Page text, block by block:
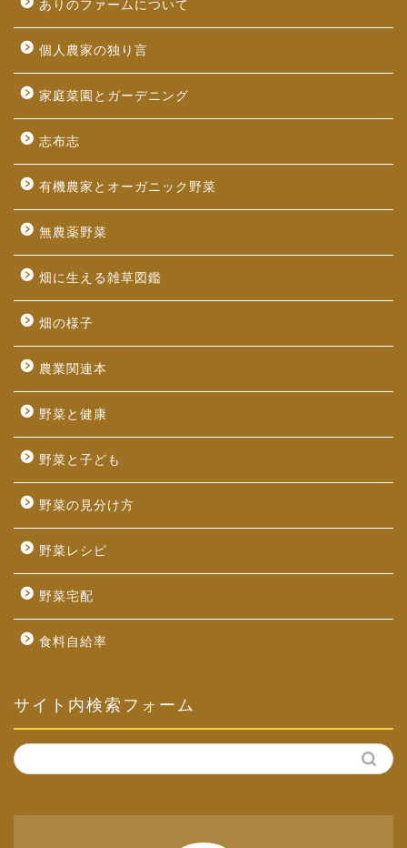
ありのファームについて
個人農家の独り言
家庭菜園とガーデニング
志布志
有機農家とオーガニック野菜
無農薬野菜
畑に生える雑草図鑑
畑の様子
農業関連本
野菜と健康
野菜と子ども
野菜の見分け方
野菜レシピ
野菜宅配
食料自給率
サイト内検索フォーム